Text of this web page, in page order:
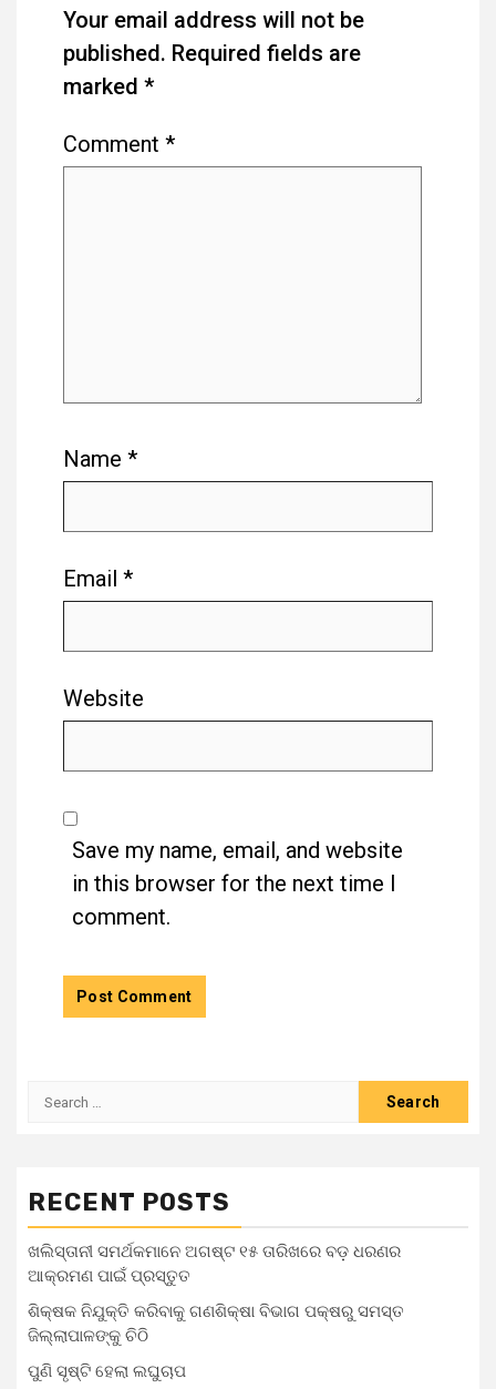
Your email address will not be
published. Required fields are
marked *
Comment *
Name *
Email *
Website
Save my name, email, and website
in this browser for the next time I
comment.
RECENT POSTS
ଖଲିସ୍ତାନୀ ସମର୍ଥକମାନେ ଅଗଷ୍ଟ ୧୫ ତାରିଖରେ ବଡ଼ ଧରଣର
ଆକ୍ରମଣ ପାଇଁ ପ୍ରସ୍ତୁତ
ଶିକ୍ଷକ ନିଯୁକ୍ତି କରିବାକୁ ଗଣଶିକ୍ଷା ବିଭାଗ ପକ୍ଷରୁ ସମସ୍ତ
ଜିଲ୍ଲାପାଳଙ୍କୁ ଚିଠି
ପୁଣି ସୃଷ୍ଟି ହେଲା ଲଘୁଚାପ